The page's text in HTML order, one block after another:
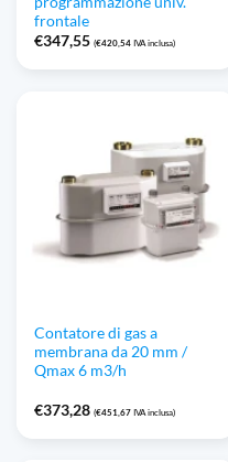
frontale
€347,55 (€420,54 IVA inclusa)
Contatore di gas a
membrana da 20 mm /
Qmax 6 m3/h
€373,28 (€451,67 IVA inclusa)